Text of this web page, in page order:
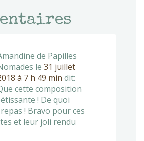
de Papilles
le 31 juillet
à 7 h 49 min dit:
cette composition
! De quoi
! Bravo pour ces
et leur joli rendu